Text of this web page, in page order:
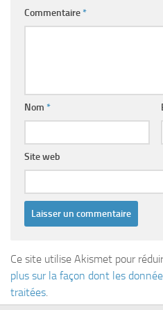
Commentaire*
Nom *
Site web
Ce site utilise Akismet pour
plus sur la façon dont les
traitées.